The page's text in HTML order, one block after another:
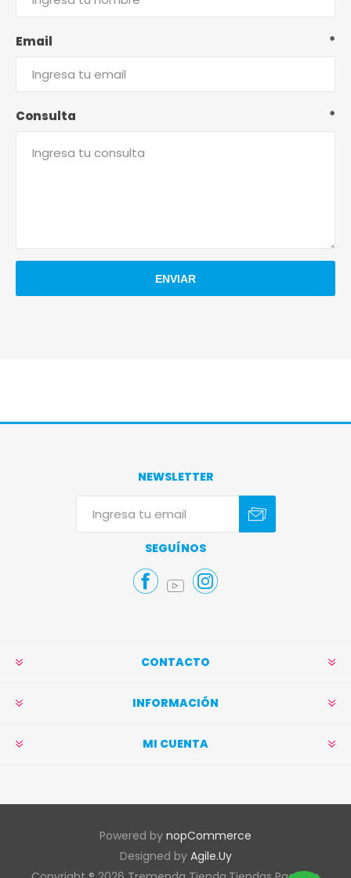
Email *
Consulta *
NEWSLETTER
SEGUÍNOS
CONTACTO
INFORMACIÓN
MI CUENTA
Powered by nopCommerce
Designed by Agile.Uy